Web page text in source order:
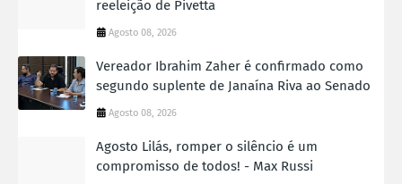
reeleição de Pivetta
Agosto 08, 2026
Vereador Ibrahim Zaher é confirmado como
segundo suplente de Janaína Riva ao Senado
Agosto 08, 2026
Agosto Lilás, romper o silêncio é um
compromisso de todos! - Max Russi